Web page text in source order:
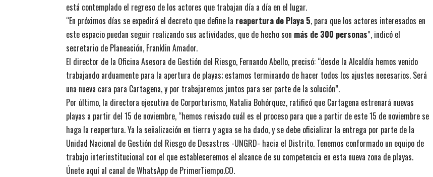
está contemplado el regreso de los actores que trabajan día a día en el lugar.
“En próximos días se expedirá el decreto que define la reapertura de Playa 5, para que los actores interesados en
este espacio puedan seguir realizando sus actividades, que de hecho son más de 300 personas”, indicó el
secretario de Planeación, Franklin Amador.
El director de la Oficina Asesora de Gestión del Riesgo, Fernando Abello, precisó: “desde la Alcaldía hemos venido
trabajando arduamente para la apertura de playas; estamos terminando de hacer todos los ajustes necesarios. Será
una nueva cara para Cartagena, y por trabajaremos juntos para ser parte de la solución”.
Por último, la directora ejecutiva de Corporturismo, Natalia Bohórquez, ratificó que Cartagena estrenará nuevas
playas a partir del 15 de noviembre, “hemos revisado cuál es el proceso para que a partir de este 15 de noviembre se
haga la reapertura. Ya la señalización en tierra y agua se ha dado, y se debe oficializar la entrega por parte de la
Unidad Nacional de Gestión del Riesgo de Desastres -UNGRD- hacia el Distrito. Tenemos conformado un equipo de
trabajo interinstitucional con el que estableceremos el alcance de su competencia en esta nueva zona de playas.
Únete aquí al canal de WhatsApp de PrimerTiempo.CO.